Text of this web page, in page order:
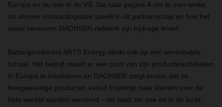
Europa en nu ook in de VS. Ga naar pagina 4 om te zien welke
rol slimme contractlogistiek speelt in dit partnerschap en hoe het
nauw verweven DACHSER-netwerk zijn bijdrage levert.
Batterijproducent ARTS Energy denkt ook op een wereldwijde
schaal. Het bedrijf maakt er een punt van zijn productieactiviteiten
in Europa te lokaliseren en DACHSER zorgt ervoor dat de
hoogwaardige producten vanuit Frankrijk naar klanten over de
hele wereld worden vervoerd – ter land, ter zee en in de lucht.